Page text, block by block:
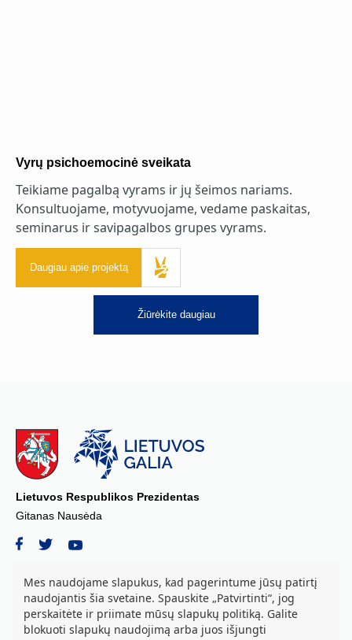
Vyrų psichoemocinė sveikata
Teikiame pagalbą vyrams ir jų šeimos nariams.
Konsultuojame, motyvuojame, vedame paskaitas,
seminarus ir savipagalbos grupes vyrams.
Daugiau apie projektą
Žiūrėkite daugiau
Lietuvos Respublikos Prezidentas
Gitanas Nausėda
© 2026 Lietuvos Respublikos Prezidento kanceliarija, biudžetinė įstaiga.
Visos teisės saugomos.
S. Daukanto a. 3, LT-01122 Vilnius tel. +37069842639, el. paštas:
Mes naudojame slapukus, kad pagerintume jūsų patirtį
naudojantis šia svetaine. Spauskite „Patvirtinti“, jog
perskaitėte ir priimate mūsų slapukų politiką. Galite
blokuoti slapukų naudojimą arba juos išjungti